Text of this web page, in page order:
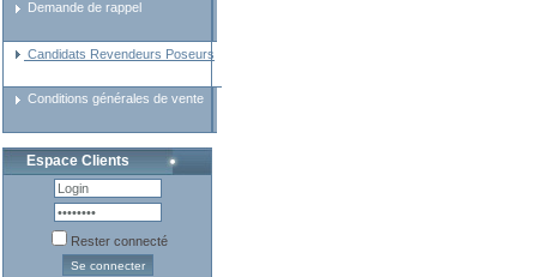
Demande de rappel
Candidats Revendeurs Poseurs
Conditions générales de vente
Espace Clients
Rester connecté